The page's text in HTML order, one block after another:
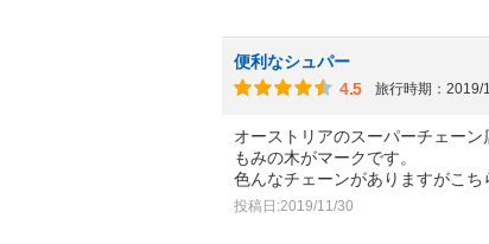
便利なシュパー
4.5
旅行時期：2019/
オーストリアのスーパーチェーン
もみの木がマークです。
色んなチェーンがありますがこち
投稿日:2019/11/30